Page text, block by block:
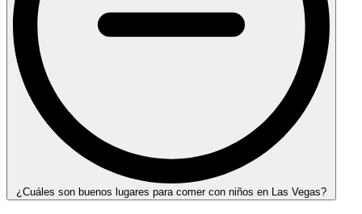
¿Cuáles son buenos lugares para comer con niños en Las Vegas?